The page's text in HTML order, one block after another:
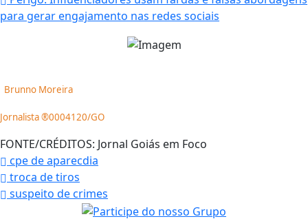
para gerar engajamento nas redes sociais
Brunno Moreira
Jornalista ®0004120/GO
FONTE/CRÉDITOS: Jornal Goiás em Foco
cpe de aparecdia
troca de tiros
suspeito de crimes